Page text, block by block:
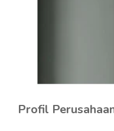
Profil